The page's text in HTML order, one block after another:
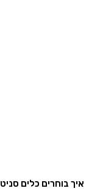
כלים סניטריים